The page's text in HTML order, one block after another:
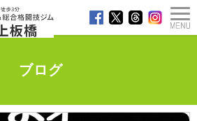
ブログ